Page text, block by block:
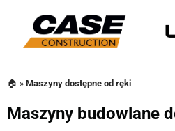
🏠 » Maszyny dostępne od ręki
Maszyny budowlane